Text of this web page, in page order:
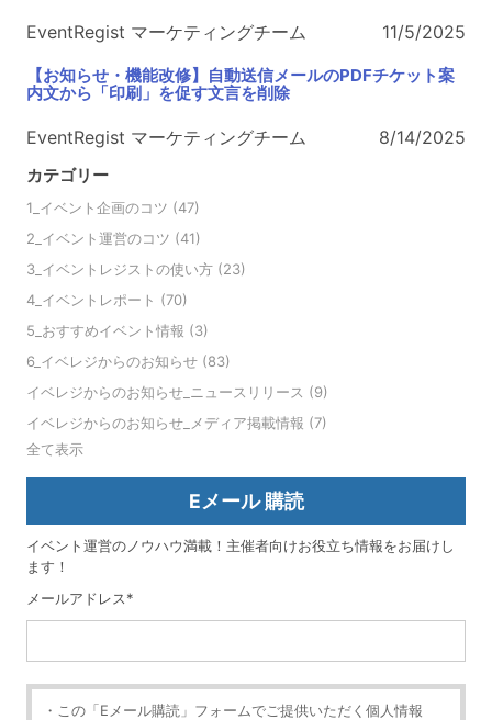
EventRegist マーケティングチーム 11/5/2025
【お知らせ・機能改修】自動送信メールのPDFチケット案
内文から「印刷」を促す文言を削除
EventRegist マーケティングチーム 8/14/2025
カテゴリー
1_イベント企画のコツ (47)
2_イベント運営のコツ (41)
3_イベントレジストの使い方 (23)
4_イベントレポート (70)
5_おすすめイベント情報 (3)
6_イベレジからのお知らせ (83)
イベレジからのお知らせ_ニュースリリース (9)
イベレジからのお知らせ_メディア掲載情報 (7)
全て表示
Eメール 購読
イベント運営のノウハウ満載！主催者向けお役立ち情報をお届けし
ます！
メールアドレス*
・この「Eメール購読」フォームでご提供いただく個人情報